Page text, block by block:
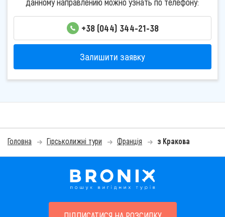
+38 (044) 344-21-38
Залишити заявку
Головна Гірськолижні тури Франція з Кракова